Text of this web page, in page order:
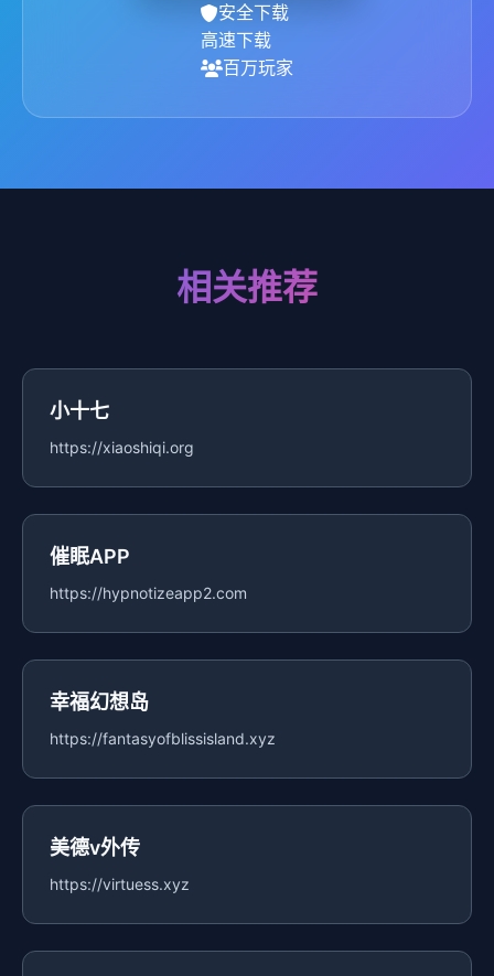
安全下载
高速下载
百万玩家
相关推荐
小十七
https://xiaoshiqi.org
催眠APP
https://hypnotizeapp2.com
幸福幻想岛
https://fantasyofblissisland.xyz
美德v外传
https://virtuess.xyz